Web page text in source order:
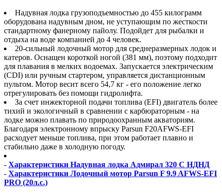
Надувная лодка грузоподъемностью до 455 килограмм
оборудована надувным дном, не уступающим по жесткости
стандартному фанерному пайолу. Подойдет для рыбалки и
отдыха на воде компанией до 4 человек.
20-сильный лодочный мотор для среднеразмерных лодок и
катеров. Оснащен короткой ногой (381 мм), поэтому подходит
для плавания в мелких водоемах. Запускается электрическим
(CDI) или ручным стартером, управляется дистанционным
пультом. Мотор весит всего 54,7 кг - его положение легко
отрегулировать без помощи гидролифта.
За счет инжекторной подачи топлива (EFI) двигатель более
тихий и экологичный в сравнении с карбюраторным - на
лодке можно плавать по природоохранным акваториям.
Благодаря электронному впрыску Parsun F20AFWS-EFI
расходует меньше топлива, при этом работает плавно и
стабильно даже в холодную погоду.
- Характеристики Надувная лодка Адмирал 320 С НДНД
- Характеристики Лодочный мотор Parsun F 9.9 AFWS-EFI
PRO (20л.с.)